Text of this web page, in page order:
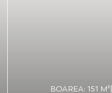
BOAREA: 151 M²